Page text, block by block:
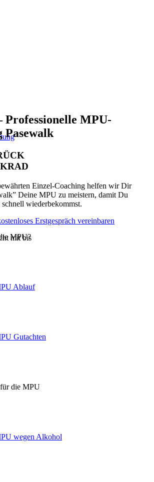
MPU?
Ablauf
Gutachten
die MPU
wegen Alkohol
MPU-
Pasewalk
Einzel-Coaching helfen wir Dir
Deine MPU zu meistern, damit Du
wiederbekommst.
Erstgespräch vereinbaren